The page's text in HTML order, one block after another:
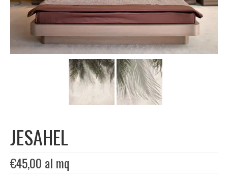
Carta da parati moderna
Carta da parati bambini
Carta da parati orientale
Carta da parati industrial
Carta da parati case montagna
Carta da parati spiagge
JESAHEL
€45,00 al mq